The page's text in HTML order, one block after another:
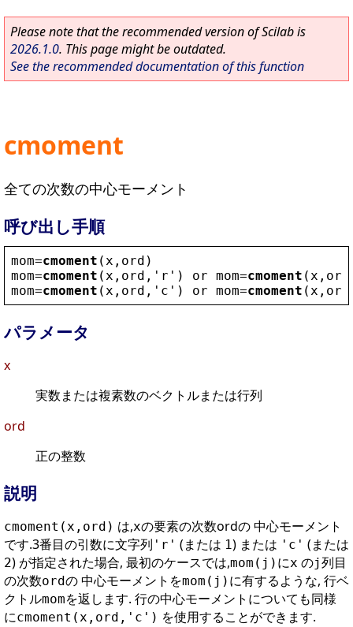
Please note that the recommended version of Scilab is
2026.1.0. This page might be outdated.
See the recommended documentation of this function
cmoment
全ての次数の中心モーメント
呼び出し手順
mom=cmoment ( x , ord )
mom=cmoment ( x , ord , ' r ' ) or mom=cmoment ( x , ord
mom=cmoment ( x , ord , ' c ' ) or mom=cmoment ( x , ord
パラメータ
x
実数または複素数のベクトルまたは行列
ord
正の整数
説明
cmoment(x,ord) は,xの要素の次数ordの 中心モーメント
です.3番目の引数に文字列 'r' (または 1) または 'c' (または
2) が指定された場合, 最初のケースでは,mom(j) にx のj列目
の次数ordの 中心モーメントをmom(j) に有するような, 行ベ
クトルmomを返します. 行の中心モーメントについても同様
にcmoment(x,ord,'c') を使用することができます.